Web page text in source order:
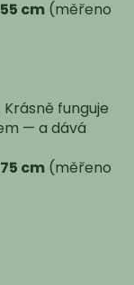
cm (měřeno
funguje
— a dává
cm (měřeno